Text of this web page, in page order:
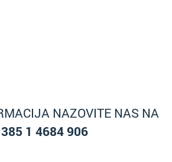
NAZOVITE NAS NA
1 4684 906